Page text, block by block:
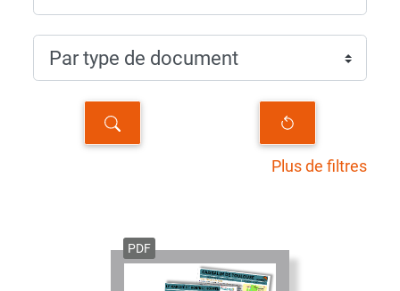
Plus de filtres
PDF